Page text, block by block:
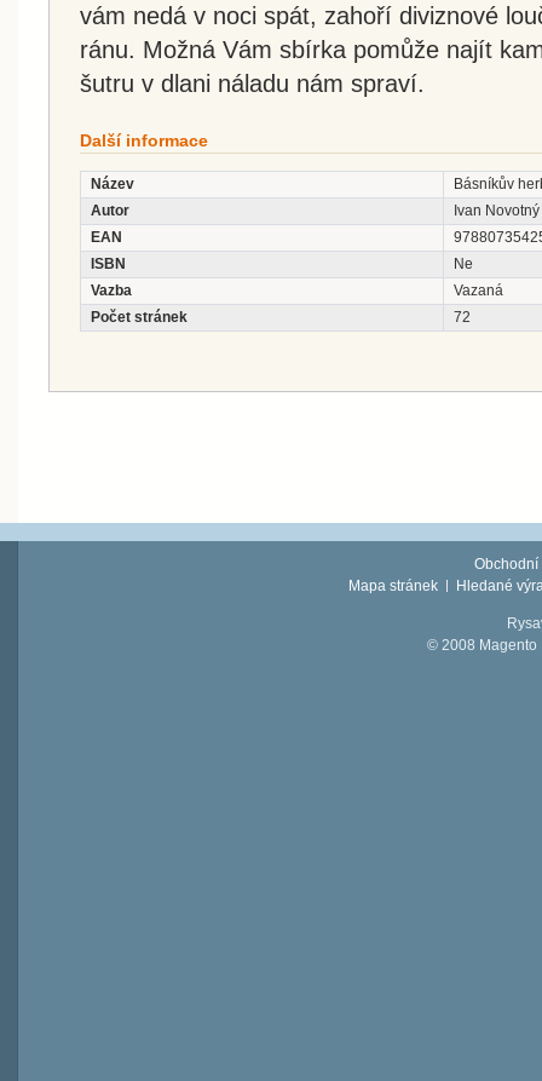
vám nedá v noci spát, zahoří diviznové
ránu. Možná Vám sbírka pomůže najít
šutru v dlani náladu nám spraví.
Další informace
Název
Básníkův
Autor
Ivan Novotný
EAN
ISBN
Ne
Vazba
Vazaná
Počet stránek
72
Obchodní
Mapa stránek
Hledané
© 2008 Magento